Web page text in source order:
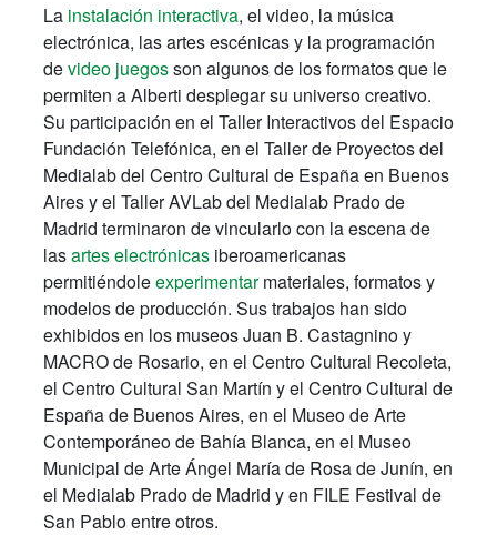
La instalación interactiva, el video, la música
electrónica, las artes escénicas y la programación
devideo juegosson algunos de los formatos que le
permiten a Alberti desplegar su universo creativo.
Su participación en el Taller Interactivos del Espacio
Fundación Telefónica, en el Taller de Proyectos del
Medialab del Centro Cultural de España en Buenos
Aires y el Taller AVLab del Medialab Prado de
Madrid terminaron de vincularlo con la escena de
lasartes electrónicas iberoamericanas
permitiéndoleexperimentarmateriales, formatos y
modelos de producción. Sus trabajos han sido
exhibidos en los museos Juan B. Castagnino y
MACRO de Rosario, en el Centro Cultural Recoleta,
el Centro Cultural San Martín y el Centro Cultural de
España de Buenos Aires, en el Museo de Arte
Contemporáneo de Bahía Blanca, en el Museo
Municipal de Arte Ángel María de Rosa de Junín, en
el Medialab Prado de Madrid y en FILE Festival de
San Pablo entre otros.